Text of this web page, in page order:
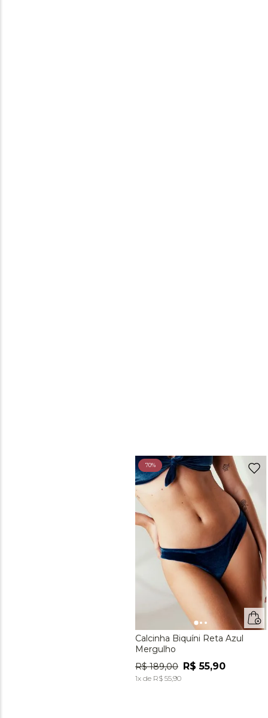
70%
Calcinha Biquíni Reta Azul
Mergulho
R$ 189,00 R$ 55,90
1x de R$ 55,90